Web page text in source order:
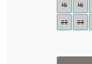
15 16
22 23